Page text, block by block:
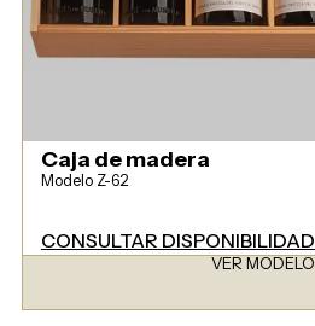
Caja de madera
Modelo Z-62
CONSULTAR DISPONIBILIDAD
VER MODELO